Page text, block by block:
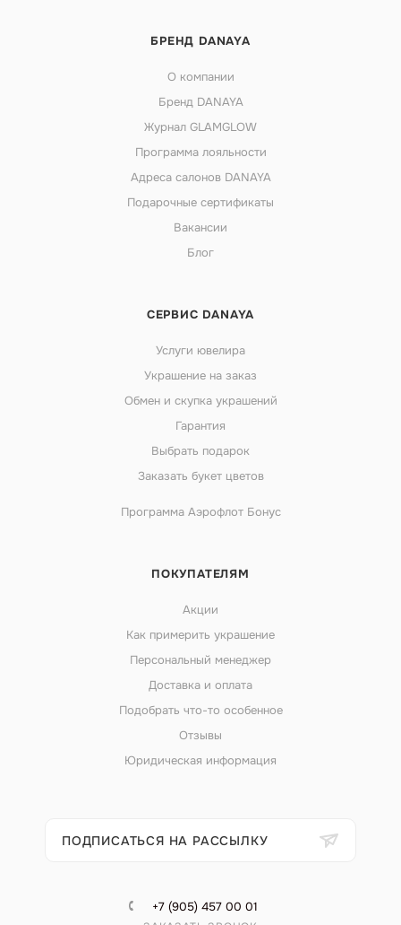
БРЕНД DANAYA
О компании
Бренд DANAYA
Журнал GLAMGLOW
Программа лояльности
Адреса салонов DANAYA
Подарочные сертификаты
Вакансии
Блог
СЕРВИС DANAYA
Услуги ювелира
Украшение на заказ
Обмен и скупка украшений
Гарантия
Выбрать подарок
Заказать букет цветов
Программа Аэрофлот Бонус
ПОКУПАТЕЛЯМ
Акции
Как примерить украшение
Персональный менеджер
Доставка и оплата
Подобрать что-то особенное
Отзывы
Юридическая информация
ПОДПИСАТЬСЯ НА РАССЫЛКУ
+7 (905) 457 00 01